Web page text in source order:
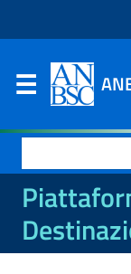
per: